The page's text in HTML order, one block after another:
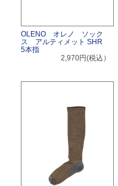
OLENO オレノ ソック
ス アルティメット SHR
5本指
2,970円(税込）